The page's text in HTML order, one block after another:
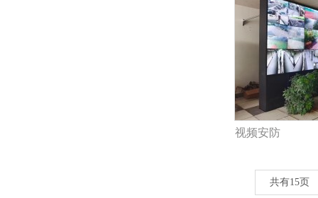
视频安防
共有15页